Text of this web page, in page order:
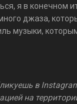
я в конечном
джаза,
музыки,
в
на